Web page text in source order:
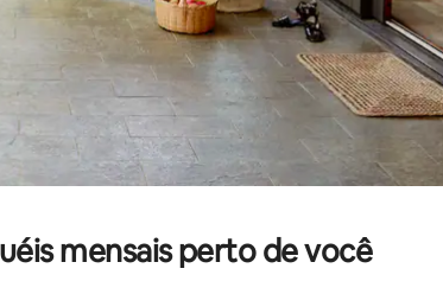
mensais perto de você